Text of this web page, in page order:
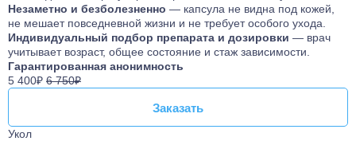
Незаметно и безболезненно — капсула не видна под кожей,
не мешает повседневной жизни и не требует особого ухода.
Индивидуальный подбор препарата и дозировки — врач
учитывает возраст, общее состояние и стаж зависимости.
Гарантированная анонимность
5 400₽ 6 750₽
Заказать
Заказать
Укол